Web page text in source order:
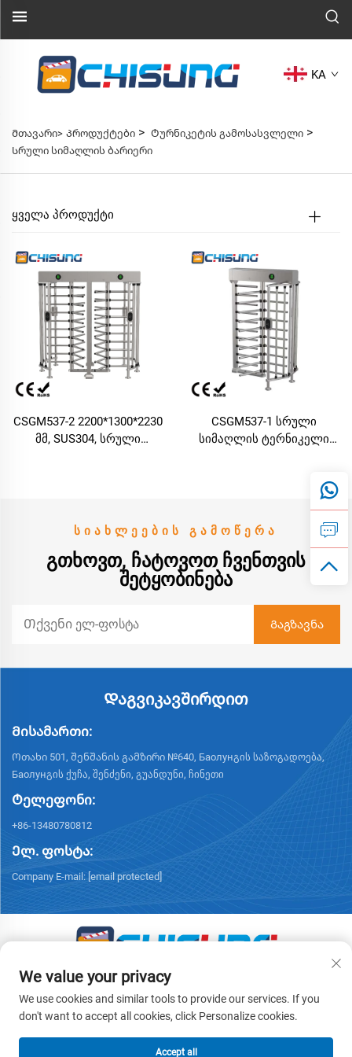
KA
Მთავარი> Პროდუქტები > Ტურნიკეტის გამოსასვლელი >
Სრული სიმაღლის ბარიერი
ᲧᲕᲔᲚᲐ ᲞᲠᲝᲓᲣᲥᲢᲘ
CSGM537-2 2200*1300*2230
მმ, SUS304, სრული
CSGM537-1 სრული
სიმაღლის ტერნიკელი
გამოსვლელის წვდომის
ᲡᲘᲐᲮᲚᲔᲔᲑᲘᲡ ᲒᲐᲛᲝᲬᲔᲠᲐ
ᲒᲗᲮᲝᲕᲗ, ᲩᲐᲢᲝᲕᲝᲗ ᲩᲕᲔᲜᲗᲕᲘᲡ
ᲨᲔᲢᲧᲝᲑᲘᲜᲔᲑᲐ
Დაგვიკავშირდით
Მისამართი:
Ოთახი 501, შენშანის გამზირი №640, Баолунგის საზოგადოება,
Баолунგის ქუჩა, შენძენი, გუანდუნი, ჩინეთი
Ტელეფონი:
+86-13480780812
Ელ. ფოსტა:
Company E-mail: [email protected]
Საავტორო უფლებები © 2026 ჩისუნგის ინტელექტუალური
ტექნოლოგიები (შენძენი) კო., ლტდ. ყველა უფლება დაცულია.
Კონფიდენციალურობის პოლიტიკა
We value your privacy
We use cookies and similar tools to provide our services. If you
don't want to accept all cookies, click Personalize cookies.
Accept all